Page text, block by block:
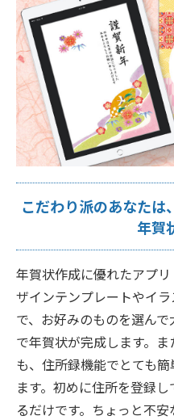
こだわり派のあなたは
年賀
年賀状作成に優れたアプ
ザインテンプレートやイ
で、お好みのものを選ん
で年賀状が完成します。
も、住所録機能でとても
ます。初めに住所を登録
るだけです。ちょっと不